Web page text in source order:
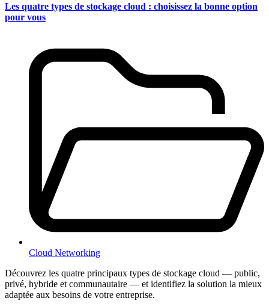
Les quatre types de stockage cloud : choisissez la bonne option
pour vous
Cloud Networking
Découvrez les quatre principaux types de stockage cloud — public,
privé, hybride et communautaire — et identifiez la solution la mieux
adaptée aux besoins de votre entreprise.